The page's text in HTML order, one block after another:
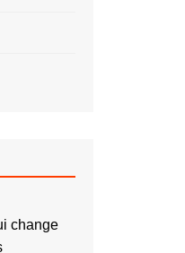
change